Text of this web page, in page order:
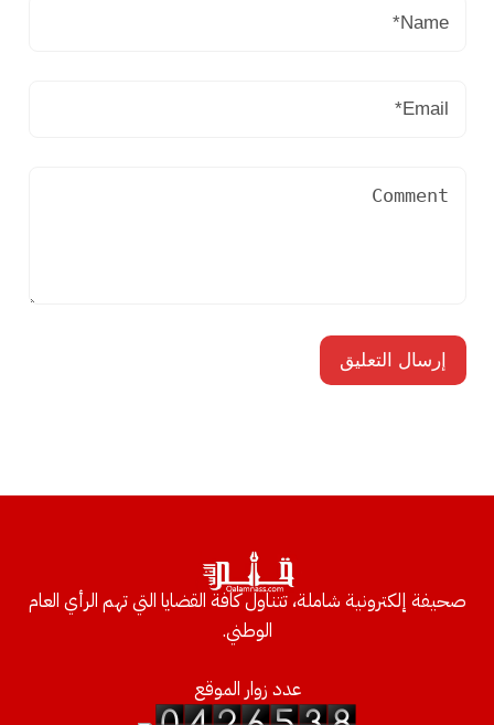
صحيفة إلكترونية شاملة، تتناول كافة القضايا التي تهم الرأي العام
الوطني.
عدد زوار الموقع